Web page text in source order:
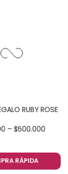
RUBY ROSE
– $500.000
RÁPIDA